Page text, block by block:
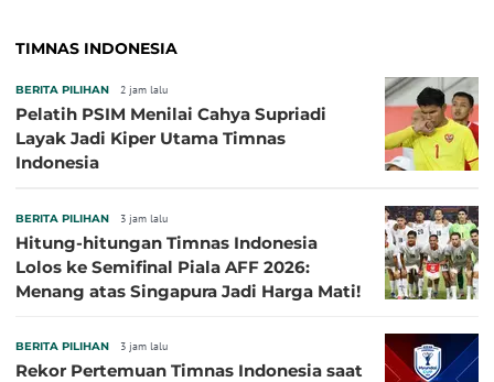
TIMNAS INDONESIA
BERITA PILIHAN 2 jam lalu
Pelatih PSIM Menilai Cahya Supriadi
Layak Jadi Kiper Utama Timnas
Indonesia
BERITA PILIHAN 3 jam lalu
Hitung-hitungan Timnas Indonesia
Lolos ke Semifinal Piala AFF 2026:
Menang atas Singapura Jadi Harga Mati!
BERITA PILIHAN 3 jam lalu
Rekor Pertemuan Timnas Indonesia saat